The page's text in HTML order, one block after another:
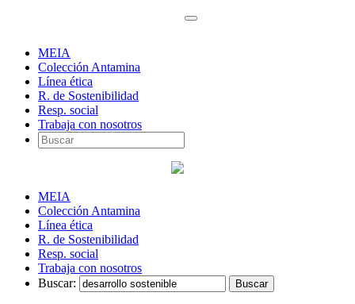
MEIA
Colección Antamina
Línea ética
R. de Sostenibilidad
Resp. social
Trabaja con nosotros
MEIA
Colección Antamina
Línea ética
R. de Sostenibilidad
Resp. social
Trabaja con nosotros
Buscar: